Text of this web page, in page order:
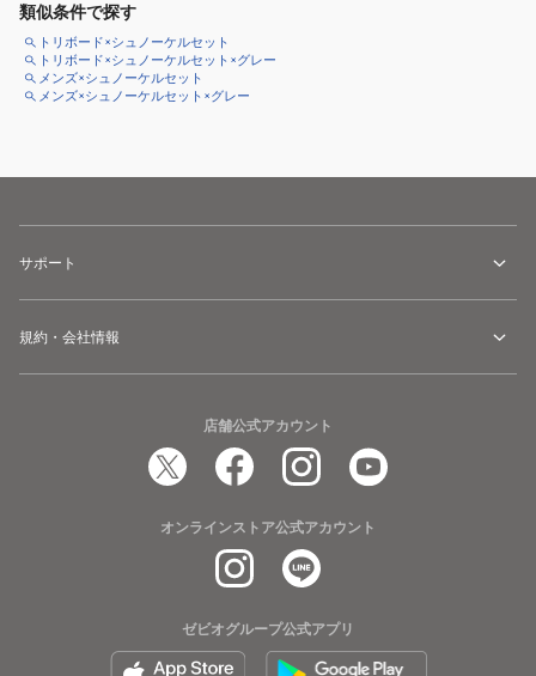
類似条件で探す
トリボード×シュノーケルセット
トリボード×シュノーケルセット×グレー
メンズ×シュノーケルセット
メンズ×シュノーケルセット×グレー
サポート
規約・会社情報
店舗公式アカウント
オンラインストア公式アカウント
ゼビオグループ公式アプリ